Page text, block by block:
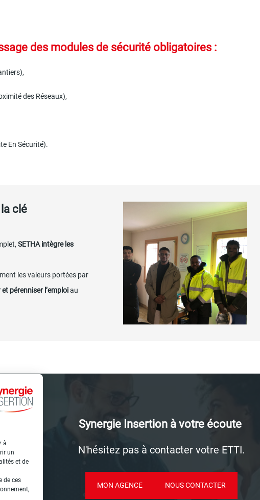
des modules de sécurité obligatoires :
des Réseaux),
En Sécurité).
clé
SETHA intègre les
les valeurs portées par
pérenniser l’emploiau
Synergie Insertion à votre écoute
N'hésitez pas à contacter votre ETTI.
LIEN
MON AGENCE
LIEN
NOUS CONTACTER